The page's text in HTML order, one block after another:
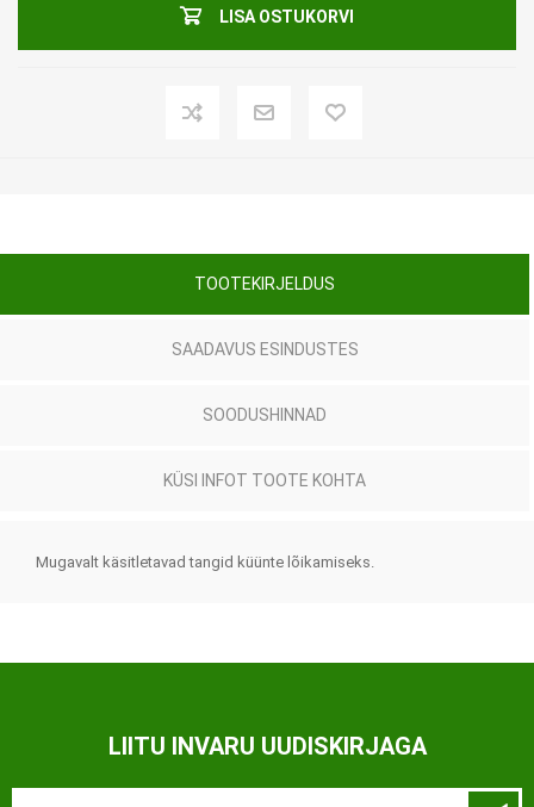
LISA OSTUKORVI
TOOTEKIRJELDUS
SAADAVUS ESINDUSTES
SOODUSHINNAD
KÜSI INFOT TOOTE KOHTA
Mugavalt käsitletavad tangid küünte lõikamiseks.
LIITU INVARU UUDISKIRJAGA